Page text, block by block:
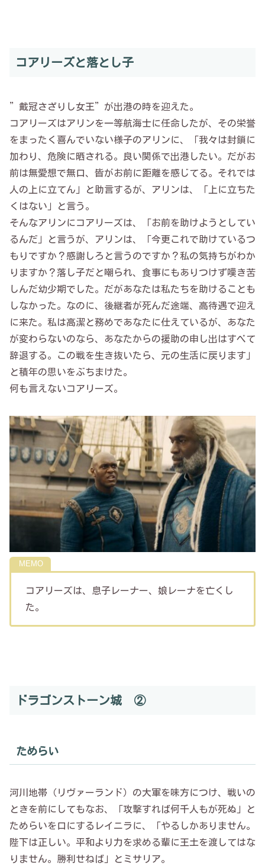
コアリーズと落とし子
”戴冠さざりし女王”が出港の時を迎えた。
コアリーズはアリンを一等航海士に任命したが、その栄誉
をまったく喜んでいない様子のアリンに、「我々は封鎖に
加わり、危険に晒される。良い関係で出港したい。だがお
前は無愛想で無口、皆がお前に距離を感じてる。それでは
人の上に立てん」と助言するが、アリンは、「上に立ちた
くはない」と言う。
そんなアリンにコアリーズは、「お前を助けようとしてい
るんだ」と言うが、アリンは、「今更これで助けているつ
もりですか？感謝しろと言うのですか？私の気持ちがわか
りますか？落し子だと嘲られ、食事にもありつけず嘆き苦
しんだ幼少期でした。だがあなたは私たちを助けることも
しなかった。なのに、後継者が死んだ途端、高待遇で迎え
に来た。私は高潔と務めであなたに仕えているが、あなた
が変わらないのなら、あなたからの援助の申し出はすべて
辞退する。この戦を生き抜いたら、元の生活に戻ります」
と積年の思いをぶちまけた。
何も言えないコアリーズ。
コアリーズは、息子レーナー、娘レーナを亡くし
た。
ドラゴンストーン城 ②
ためらい
河川地帯（リヴァーランド）の大軍を味方につけ、戦いの
ときを前にしてもなお、「攻撃すれば何千人もが死ぬ」と
ためらいを口にするレイニラに、「やるしかありません。
陛下は正しい。平和より力を求める輩に王土を渡してはな
りません。勝利せねば」とミサリア。